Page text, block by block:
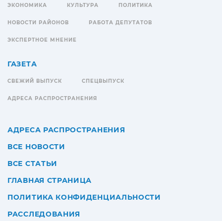
ЭКОНОМИКА КУЛЬТУРА ПОЛИТИКА
НОВОСТИ РАЙОНОВ РАБОТА ДЕПУТАТОВ
ЭКСПЕРТНОЕ МНЕНИЕ
ГАЗЕТА
СВЕЖИЙ ВЫПУСК СПЕЦВЫПУСК
АДРЕСА РАСПРОСТРАНЕНИЯ
АДРЕСА РАСПРОСТРАНЕНИЯ
ВСЕ НОВОСТИ
ВСЕ СТАТЬИ
ГЛАВНАЯ СТРАНИЦА
ПОЛИТИКА КОНФИДЕНЦИАЛЬНОСТИ
РАССЛЕДОВАНИЯ